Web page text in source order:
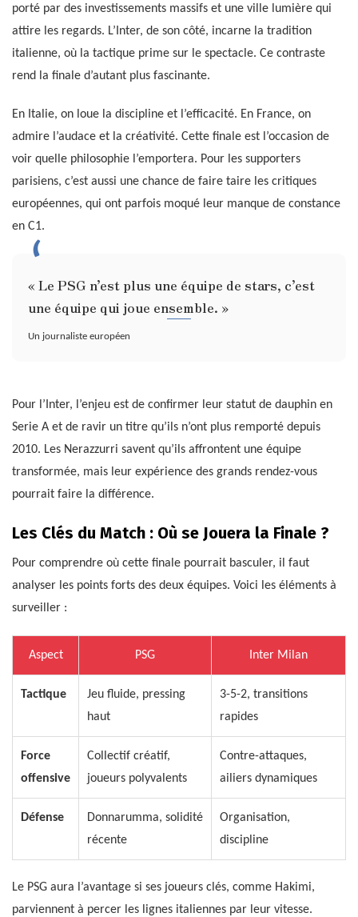
porté par des investissements massifs et une ville lumière qui
attire les regards. L’Inter, de son côté, incarne la tradition
italienne, où la tactique prime sur le spectacle. Ce contraste
rend la finale d’autant plus fascinante.
En Italie, on loue la discipline et l’efficacité. En France, on
admire l’audace et la créativité. Cette finale est l’occasion de
voir quelle philosophie l’emportera. Pour les supporters
parisiens, c’est aussi une chance de faire taire les critiques
européennes, qui ont parfois moqué leur manque de constance
en C1.
« Le PSG n’est plus une équipe de stars, c’est
une équipe qui joue ensemble. »
Un journaliste européen
Pour l’Inter, l’enjeu est de confirmer leur statut de dauphin en
Serie A et de ravir un titre qu’ils n’ont plus remporté depuis
2010. Les Nerazzurri savent qu’ils affrontent une équipe
transformée, mais leur expérience des grands rendez-vous
pourrait faire la différence.
Les Clés du Match : Où se Jouera la Finale ?
Pour comprendre où cette finale pourrait basculer, il faut
analyser les points forts des deux équipes. Voici les éléments à
surveiller :
Aspect PSG Inter Milan
Tactique
Jeu fluide, pressing
haut
3-5-2, transitions
rapides
Force
offensive
Collectif créatif,
joueurs polyvalents
Contre-attaques,
ailiers dynamiques
Défense
Donnarumma, solidité
récente
Organisation,
discipline
Le PSG aura l’avantage si ses joueurs clés, comme Hakimi,
parviennent à percer les lignes italiennes par leur vitesse.